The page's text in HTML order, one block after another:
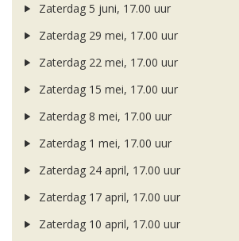
Zaterdag 5 juni, 17.00 uur
Zaterdag 29 mei, 17.00 uur
Zaterdag 22 mei, 17.00 uur
Zaterdag 15 mei, 17.00 uur
Zaterdag 8 mei, 17.00 uur
Zaterdag 1 mei, 17.00 uur
Zaterdag 24 april, 17.00 uur
Zaterdag 17 april, 17.00 uur
Zaterdag 10 april, 17.00 uur